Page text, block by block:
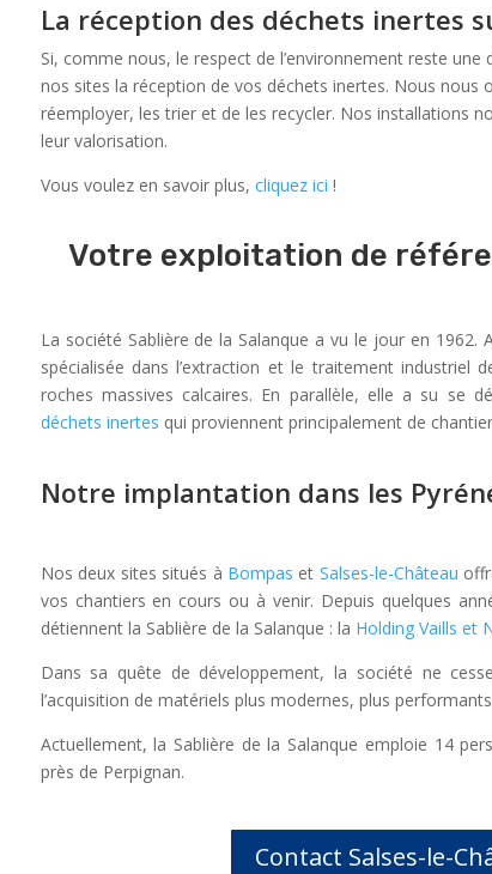
La réception des déchets inertes
Si, comme nous, le respect de l’environnement reste
nos sites la réception de vos déchets inertes. Nous nous
réemployer, les trier et de les recycler. Nos installations
leur valorisation.
Vous voulez en savoir plus, cliquez ici !
Votre exploitation de
La société Sablière de la Salanque a vu le jour en 1962.
spécialisée dans l’extraction et le traitement industriel
roches massives calcaires. En parallèle, elle a su se
déchets inertes qui proviennent principalement de
Notre implantation dans les
Nos deux sites situés à Bompas et Salses-le-Château
vos chantiers en cours ou à venir. Depuis quelques
détiennent la Sablière de la Salanque : la Holding Vaills et
Dans sa quête de développement, la société ne
l’acquisition de matériels plus modernes, plus
Actuellement, la Sablière de la Salanque emploie 14
près de Perpignan.
Contact Salses-le-